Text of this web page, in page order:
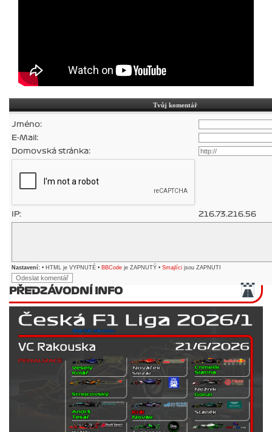
Tvůj komentář
Jméno:
E-Mail:
Domovská stránka:
IP: 216.73.216.56
Nastavení: • HTML je VYPNUTÉ • BBCode je ZAPNUTÝ • Smajlíci jsou ZAPNUTI
PŘEDZÁVODNÍ INFO